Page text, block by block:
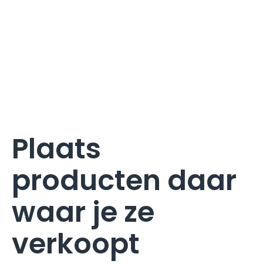
Plaats
producten daar
waar je ze
verkoopt